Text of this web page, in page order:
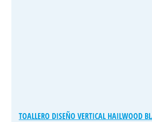
TOALLERO DISEÑO VERTICAL HAILWOOD